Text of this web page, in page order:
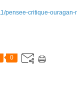
pensee-critique-
0